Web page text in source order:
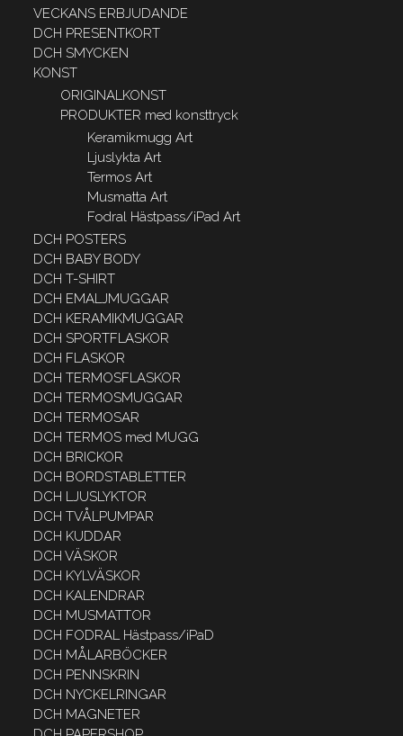
VECKANS ERBJUDANDE
DCH PRESENTKORT
DCH SMYCKEN
KONST
ORIGINALKONST
PRODUKTER med konsttryck
Keramikmugg Art
Ljuslykta Art
Termos Art
Musmatta Art
Fodral Hästpass/iPad Art
DCH POSTERS
DCH BABY BODY
DCH T-SHIRT
DCH EMALJMUGGAR
DCH KERAMIKMUGGAR
DCH SPORTFLASKOR
DCH FLASKOR
DCH TERMOSFLASKOR
DCH TERMOSMUGGAR
DCH TERMOSAR
DCH TERMOS med MUGG
DCH BRICKOR
DCH BORDSTABLETTER
DCH LJUSLYKTOR
DCH TVÅLPUMPAR
DCH KUDDAR
DCH VÄSKOR
DCH KYLVÄSKOR
DCH KALENDRAR
DCH MUSMATTOR
DCH FODRAL Hästpass/iPaD
DCH MÅLARBÖCKER
DCH PENNSKRIN
DCH NYCKELRINGAR
DCH MAGNETER